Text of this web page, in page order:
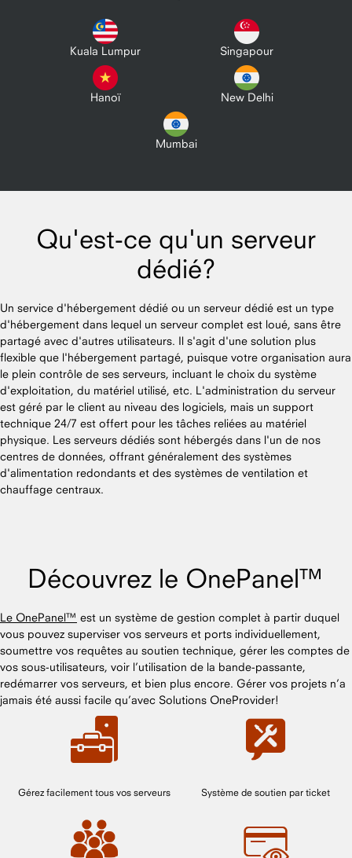
Kuala Lumpur Singapour
Hanoï New Delhi
Mumbai
Qu'est-ce qu'un serveur
dédié?
Un service d'hébergement dédié ou un serveur dédié est un type
d'hébergement dans lequel un serveur complet est loué, sans être
partagé avec d'autres utilisateurs. Il s'agit d'une solution plus
flexible que l'hébergement partagé, puisque votre organisation aura
le plein contrôle de ses serveurs, incluant le choix du système
d'exploitation, du matériel utilisé, etc. L'administration du serveur
est géré par le client au niveau des logiciels, mais un support
technique 24/7 est offert pour les tâches reliées au matériel
physique. Les serveurs dédiés sont hébergés dans l'un de nos
centres de données, offrant généralement des systèmes
d'alimentation redondants et des systèmes de ventilation et
chauffage centraux.
Découvrez le OnePanel™
Le OnePanel™ est un système de gestion complet à partir duquel
vous pouvez superviser vos serveurs et ports individuellement,
soumettre vos requêtes au soutien technique, gérer les comptes de
vos sous-utilisateurs, voir l’utilisation de la bande-passante,
redémarrer vos serveurs, et bien plus encore. Gérer vos projets n’a
jamais été aussi facile qu’avec Solutions OneProvider!
Gérez facilement tous vos serveurs Système de soutien par ticket